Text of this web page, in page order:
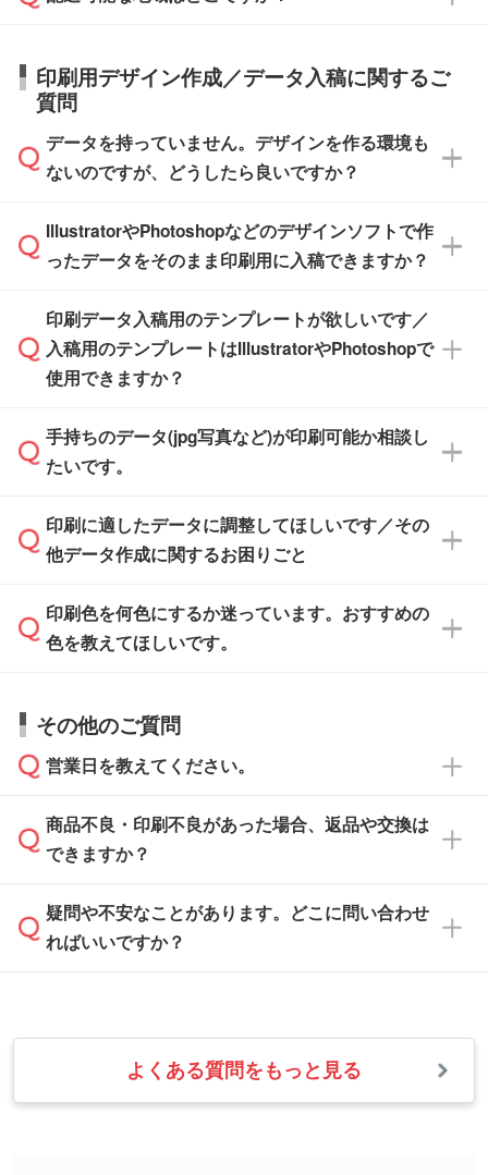
タッフまでお問い合わせください。
ル」に注文予定日をご入力いただくと、おおよ
その締切日や出荷目安をご確認いただけます。
品が決まりましたらお早めのご発注をお願いい
たします。
※土日祝日を除く営業日換算です。
※沖縄・離島は追加日数がかかります。
す。>>対象商品はこちら
※最短出荷日は商品によって異なります。各商
品ページにてご確認ください
す。(白箱、化粧箱、ブリスターパックなど)
【袋入り】 商品がひとつずつ袋に入っていま
す。(透明袋、デザイン袋など)
【個包装なし】 個包装がされていない状態で
※化粧箱から白箱への入れ替えや、オリジナル
箱の作成は原則承っておりません。
日本全国へお届けが可能です。なお、海外への
直接納品は行っておりませんので予めご了承く
ださい。
印刷用デザイン作成／データ入稿に関するご
質問
データを持っていません。デザインを作る環境も
ないのですが、どうしたら良いですか？
無料の「デザインシミュレーター」を使えば、
PCやスマホから簡単にデザインを作成できま
ザインソフトがなくても安心です。
また、「データ作成サービス
せいただければ、弊社にて無料でデザインデー
タを1点作成いたします。
IllustratorやPhotoshopなどのデザインソフトで作
ったデータをそのまま印刷用に入稿できますか？
IllustratorやPhotoshop、CLIP STUDIOなどのデ
ザインソフトでこだわりのデザインを作成した
い方は、完全データ入稿
積・ご注文フォームにアップロードしてご入稿
ください。
ご入稿後は経験豊富なスタッフがデータに不備
がないかチェックし、お客様と確認してから印
刷に進みますので、ご安心ください。
印刷データ入稿用のテンプレートが欲しいです／
入稿用のテンプレートはIllustratorやPhotoshopで
使用できますか？
一部商品は入稿用テンプレートのご用意があり
ます。各商品ページの『印刷方法・テンプレー
入稿用のテンプレートはPDF形式ですが、
IllustratorやPhotoshopで開いてご利用いただけ
方」をご確認ください。
手持ちのデータ(jpg写真など)が印刷可能か相談し
たいです。
印刷に適したデータ・解像度かどうか、担当ス
タッフが事前に確認いたします。
ムへ添付いただくか、担当スタッフ宛にメール
でお送りください。
い合わせください。
なお、印刷用データの作り方に関する詳細は、
印刷に適したデータに調整してほしいです／その
他データ作成に関するお困りごと
データ作成でお困りの際には、担当スタッフが
サポートいたしますのでお気軽にご相談くださ
から添付してお送りください。
しい
解像度の低い画像や、手書きのイラスト、写真
などを、印刷に適したベクターデータに変換し
・フルカラーデータを1色に変換してほしい
・1色印刷でグラデーションや濃淡を表現した
い
印刷色を何色にするか迷っています。おすすめの
色を教えてほしいです。
お見積・ご注文・
相談いただきますと、担当スタッフがお客様の
ご希望や商品の本体色を確認し、印刷色をご提
本体色がブラック、ネイビーなど濃色の場合は
白色か淡い色の印刷色をおすすめしておりま
本体色がナチュラルなど淡色の場合、印刷をく
っきりと目立たせたいときは濃い印刷色が、柔
らかい雰囲気にしたいときは淡い印刷色が映え
また、お選びいただいた印刷色が本体色に合わ
ない場合や仕上がりに影響しそうな場合は、ス
その他のご質問
営業日を教えてください。
営業日は平日の10:00～18:00で、土日祝日はお
休みとなります。注文・見積・お問い合わせ
速やかに対応いたします。
商品不良・印刷不良があった場合、返品や交換は
できますか？
お手数をお掛けいたしますが、至急担当スタッ
フまでご連絡ください。商品の状況を確認し、
・お届け時に商品が損傷・故障している場合
・ご注文と異なる商品が届いた場合
・印刷不良があった場合
疑問や不安なことがあります。どこに問い合わせ
ればいいですか？
業日以内に担当スタッフよりメールにてご連絡
いたします。
お急ぎの場合はお電話でのご質問も受け付けて
よくある質問をもっと見る